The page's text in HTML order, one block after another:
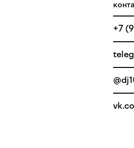
+7